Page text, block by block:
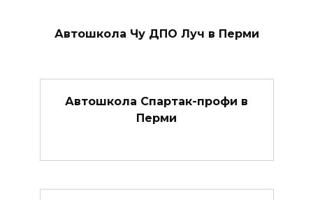
Автошкола Чу ДПО Луч в Перми
Автошкола Спартак-профи в
Перми